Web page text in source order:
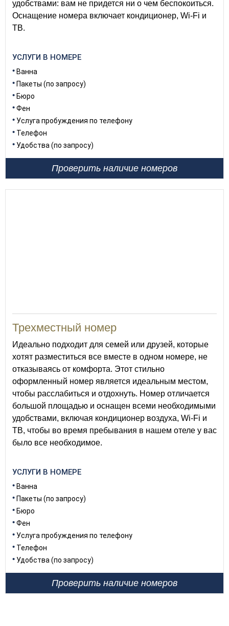
удобствами: вам не придется ни о чем беспокоиться.
Оснащение номера включает кондиционер, Wi-Fi и
ТВ.
УСЛУГИ В НОМЕРЕ
Ванна
Пакеты (по запросу)
Бюро
Фен
Услуга пробуждения по телефону
Телефон
Удобства (по запросу)
Проверить наличие номеров
Трехместный номер
Идеально подходит для семей или друзей, которые
хотят разместиться все вместе в одном номере, не
отказываясь от комфорта. Этот стильно
оформленный номер является идеальным местом,
чтобы расслабиться и отдохнуть. Номер отличается
большой площадью и оснащен всеми необходимыми
удобствами, включая кондиционер воздуха, Wi-Fi и
ТВ, чтобы во время пребывания в нашем отеле у вас
было все необходимое.
УСЛУГИ В НОМЕРЕ
Ванна
Пакеты (по запросу)
Бюро
Фен
Услуга пробуждения по телефону
Телефон
Удобства (по запросу)
Проверить наличие номеров